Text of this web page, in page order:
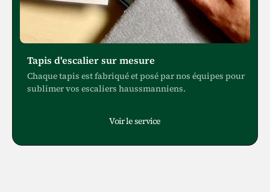
Tapis d'escalier sur mesure
Chaque tapis est fabriqué et posé par nos équipes pour
sublimer vos escaliers haussmanniens.
Voir le service